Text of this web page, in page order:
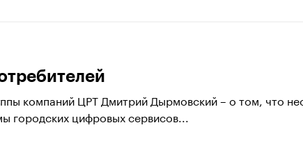
компаний ЦРТ Дмитрий Дырмовский – о том, что
городских цифровых сервисов...